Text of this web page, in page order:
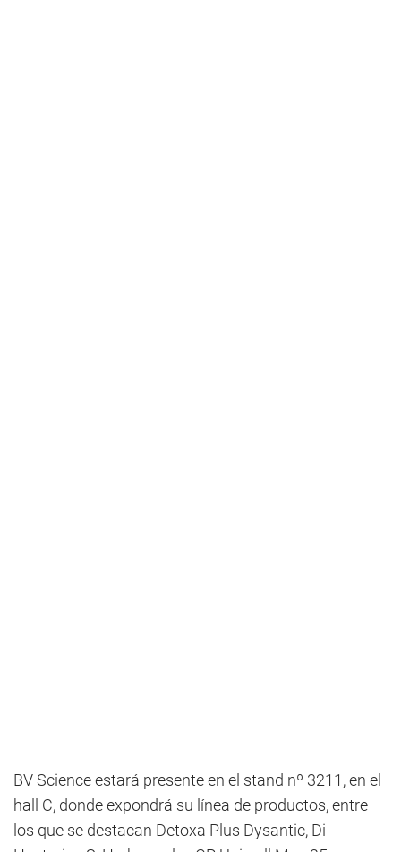
BV Science estará presente en el stand nº 3211, en el
hall C, donde expondrá su línea de productos, entre
los que se destacan Detoxa Plus Dysantic, Di